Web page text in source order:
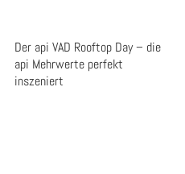
Der api VAD Rooftop Day – die
api Mehrwerte perfekt
inszeniert